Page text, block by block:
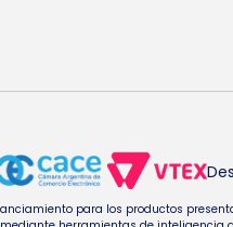
para los productos